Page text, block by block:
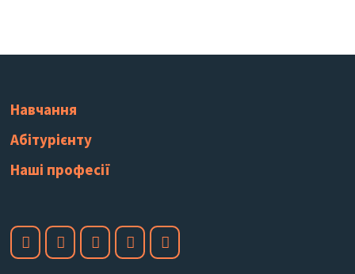
Навчання
Абітурієнту
Наші професії